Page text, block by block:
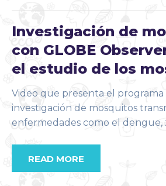
Investigación de
con GLOBE
el estudio de los
Video que presenta el programa
investigación de mosquitos
enfermedades como el dengue,
READ MORE